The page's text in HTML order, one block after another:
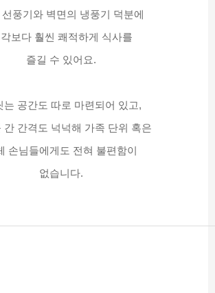
풍기와 벽면의 냉풍기 덕분에
보다 훨씬 쾌적하게 식사를
즐길 수 있어요.
는 공간도 따로 마련되어 있고,
간 간격도 넉넉해 가족 단위 혹은
손님들에게도 전혀 불편함이
없습니다.